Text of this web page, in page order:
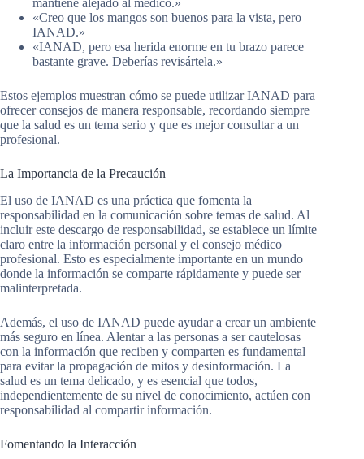
mantiene alejado al médico.»
«Creo que los mangos son buenos para la vista, pero
IANAD.»
«IANAD, pero esa herida enorme en tu brazo parece
bastante grave. Deberías revisártela.»
Estos ejemplos muestran cómo se puede utilizar IANAD para
ofrecer consejos de manera responsable, recordando siempre
que la salud es un tema serio y que es mejor consultar a un
profesional.
La Importancia de la Precaución
El uso de IANAD es una práctica que fomenta la
responsabilidad en la comunicación sobre temas de salud. Al
incluir este descargo de responsabilidad, se establece un límite
claro entre la información personal y el consejo médico
profesional. Esto es especialmente importante en un mundo
donde la información se comparte rápidamente y puede ser
malinterpretada.
Además, el uso de IANAD puede ayudar a crear un ambiente
más seguro en línea. Alentar a las personas a ser cautelosas
con la información que reciben y comparten es fundamental
para evitar la propagación de mitos y desinformación. La
salud es un tema delicado, y es esencial que todos,
independientemente de su nivel de conocimiento, actúen con
responsabilidad al compartir información.
Fomentando la Interacción